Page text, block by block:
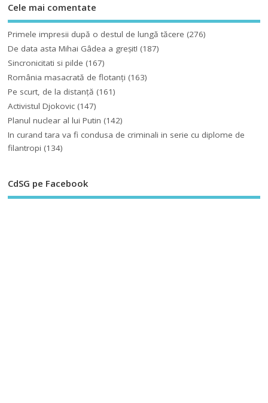
Cele mai comentate
Primele impresii după o destul de lungă tăcere (276)
De data asta Mihai Gâdea a greşit! (187)
Sincronicitati si pilde (167)
România masacrată de flotanţi (163)
Pe scurt, de la distanță (161)
Activistul Djokovic (147)
Planul nuclear al lui Putin (142)
In curand tara va fi condusa de criminali in serie cu diplome de
filantropi (134)
CdSG pe Facebook